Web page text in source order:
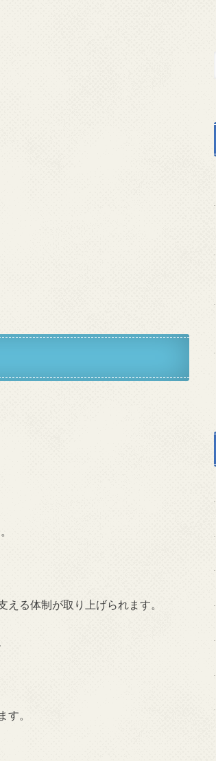
る体制が取り上げられます。
。